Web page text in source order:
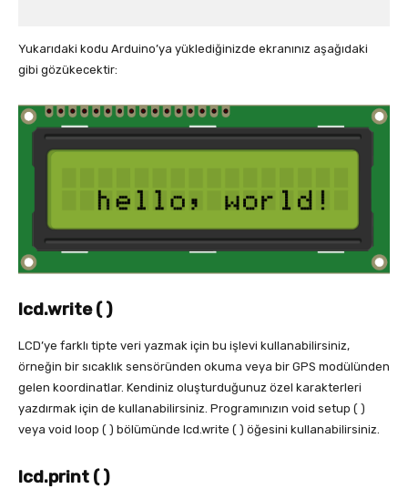
Yukarıdaki kodu Arduino’ya yüklediğinizde ekranınız aşağıdaki
gibi gözükecektir:
lcd.write ( )
LCD’ye farklı tipte veri yazmak için bu işlevi kullanabilirsiniz,
örneğin bir sıcaklık sensöründen okuma veya bir GPS modülünden
gelen koordinatlar. Kendiniz oluşturduğunuz özel karakterleri
yazdırmak için de kullanabilirsiniz. Programınızın void setup ( )
veya void loop ( ) bölümünde lcd.write ( ) öğesini kullanabilirsiniz.
lcd.print ( )